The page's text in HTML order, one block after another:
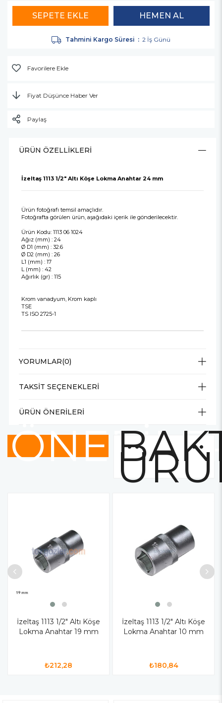
Tahmini Kargo Süresi : 2 İş Günü
Favorilere Ekle
Fiyat Düşünce Haber Ver
Paylaş
ÜRÜN ÖZELLIKLERI
İzeltaş 1113 1/2" Altı Köşe Lokma Anahtar 24 mm
Ürün fotoğrafı temsil amaçlıdır.
Fotoğrafta görülen ürün, aşağıdaki içerik ile gönderilecektir.
Ürün Kodu: 1113 06 1024
Ağız (mm) : 24
Ø D1 (mm) : 32.6
Ø D2 (mm) : 26
L1 (mm) : 17
L (mm) : 42
Ağırlık (gr) : 115
Krom vanadyum, Krom kaplı
TSE
TS ISO 2725-1
YORUMLAR(0)
TAKSIT SEÇENEKLERI
ÜRÜN ÖNERILERI
İzeltaş 1113 1/2" Altı Köşe
Lokma Anahtar 19 mm
₺212,28
İzeltaş 1113 1/2" Altı Köşe
Lokma Anahtar 10 mm
₺180,84